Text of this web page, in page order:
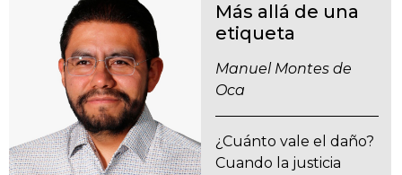
Más allá de una
etiqueta
Manuel Montes de
Oca
¿Cuánto vale el daño?
Cuando la justicia